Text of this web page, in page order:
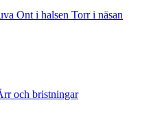
Ont i halsen Torr i näsan
och bristningar